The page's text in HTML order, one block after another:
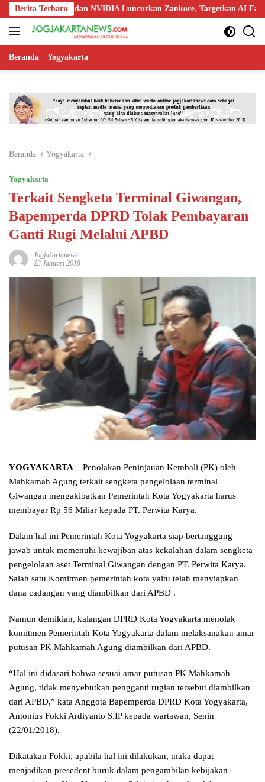
Langsung
ke
konten
Berita Terbaru
Nokia, dan NVIDIA Luncurkan Zankore, Targetkan AI Factory 1 GW
Beranda Yogyakarta
Beranda Yogyakarta
Yogyakarta
Terkait Sengketa Terminal Giwangan,
Bapemperda DPRD Tolak Pembayaran
Ganti Rugi Melalui APBD
Jogjakartanews
23 Januari 2018
YOGYAKARTA – Penolakan Peninjauan Kembali (PK) oleh
Mahkamah Agung terkait sengketa pengelolaan terminal
Giwangan mengakibatkan Pemerintah Kota Yogyakarta harus
membayar Rp 56 Miliar kepada PT. Perwita Karya.
Dalam hal ini Pemerintah Kota Yogyakarta siap bertanggung
jawab untuk memenuhi kewajiban atas kekalahan dalam sengketa
pengelolaan aset Terminal Giwangan dengan PT. Perwita Karya.
Salah satu Komitmen pemerintah kota yaitu telah menyiapkan
dana cadangan yang diambilkan dari APBD .
Namun demikian, kalangan DPRD Kota Yogyakarta menolak
komitmen Pemerintah Kota Yogyakarta dalam melaksanakan amar
putusan PK Mahkamah Agung diambilkan dari APBD.
“Hal ini didasari bahwa sesuai amar putusan PK Mahkamah
Agung, tidak menyebutkan pengganti rugian tersebut diambilkan
dari APBD,” kata Anggota Bapemperda DPRD Kota Yogyakarta,
Antonius Fokki Ardiyanto S.IP kepada wartawan, Senin
(22/01/2018).
Dikatakan Fokki, apabila hal ini dilakukan, maka dapat
menjadikan presedent buruk dalam pengambilan kebijakan